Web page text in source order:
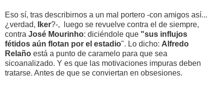
Eso sí, tras describirnos a un mal portero -con amigos así...
¿verdad,
Iker?-, luego se revuelve contra el de siempre,
contra José Mourinho: diciéndole que "sus influjos
fétidos aún flotan por el estadio". Lo dicho: Alfredo
Relaño está a punto de caramelo para que sea
sicoanalizado. Y es que las motivaciones impuras deben
tratarse. Antes de que se conviertan en obsesiones.